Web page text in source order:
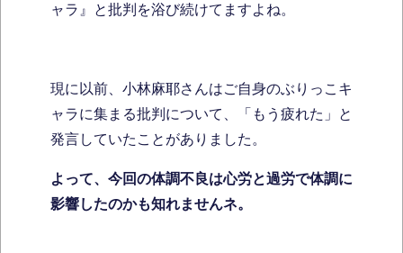
ャラ』と批判を浴び続けてますよね。
現に以前、小林麻耶さんはご自身のぶりっこキ
ャラに集まる批判について、「もう疲れた」と
発言していたことがありました。
よって、今回の体調不良は心労と過労で体調に
影響したのかも知れませんネ。